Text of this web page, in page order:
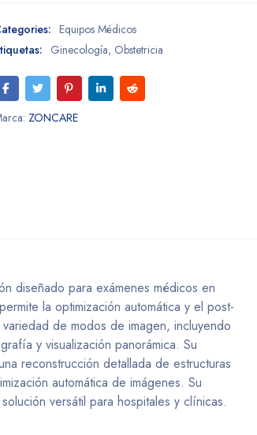
Equipos Médicos
Ginecología, Obstetricia
ZONCARE
diseñado para exámenes médicos en
la optimización automática y el post-
de modos de imagen, incluyendo
y visualización panorámica. Su
reconstrucción detallada de estructuras
automática de imágenes. Su
versátil para hospitales y clínicas.